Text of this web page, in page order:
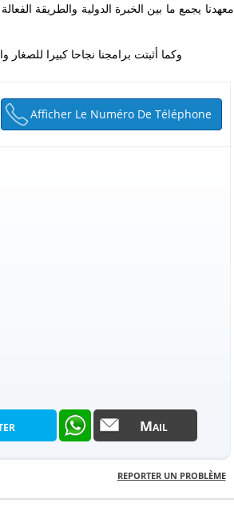
معهدنا يجمع ما بين الخبرة الدولية والطريقة
وكما أثبتت برامجنا نجاحا كبيرا
Mail
REPORTER UN PROBLÈME